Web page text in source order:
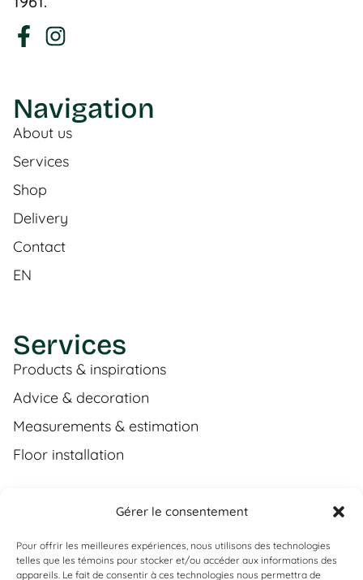
Gérer le consentement
Pour offrir les meilleures expériences, nous utilisons des technologies
telles que les témoins pour stocker et/ou accéder aux informations des
appareils. Le fait de consentir à ces technologies nous permettra de
Navigation
About us
Services
Shop
Delivery
Contact
EN
Services
Products & inspirations
Advice & decoration
Measurements & estimation
Floor installation
Contact
(450) 373-0548